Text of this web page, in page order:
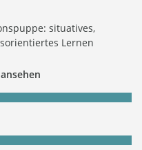
situatives,
Lernen